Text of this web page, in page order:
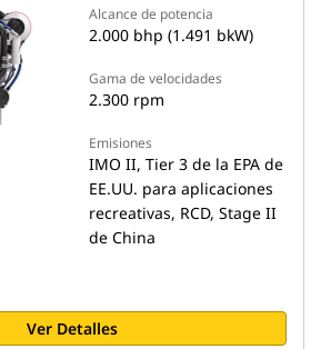
Alcance de potencia
2.000 bhp (1.491 bkW)
Gama de velocidades
2.300 rpm
Emisiones
IMO II, Tier 3 de la EPA de
EE.UU. para aplicaciones
recreativas, RCD, Stage II
de China
Ver Detalles